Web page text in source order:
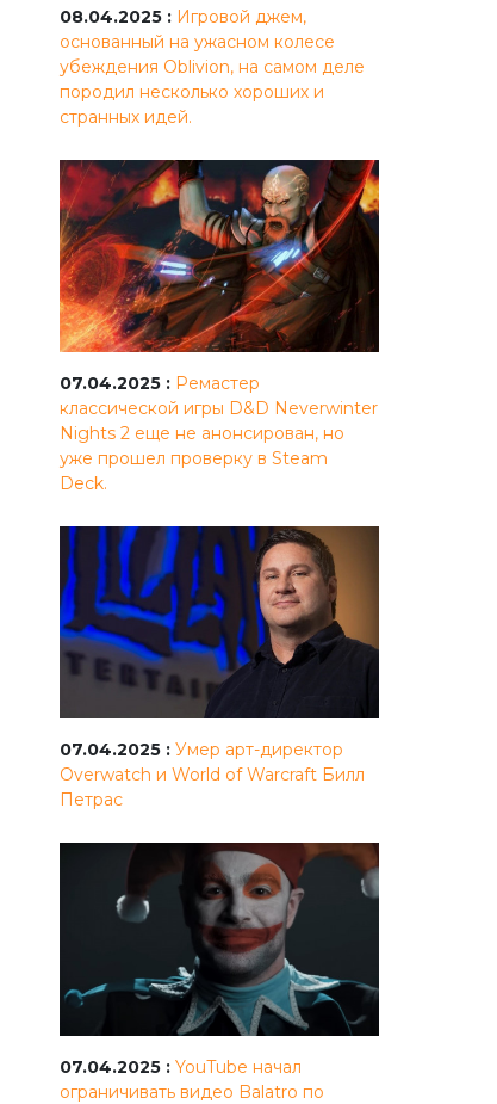
08.04.2025 : Игровой джем,
основанный на ужасном колесе
убеждения Oblivion, на самом деле
породил несколько хороших и
странных идей.
07.04.2025 : Ремастер
классической игры D&D Neverwinter
Nights 2 еще не анонсирован, но
уже прошел проверку в Steam
Deck.
07.04.2025 : Умер арт-директор
Overwatch и World of Warcraft Билл
Петрас
07.04.2025 : YouTube начал
ограничивать видео Balatro по